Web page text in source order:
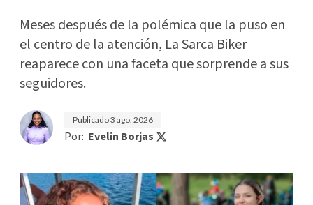
Meses después de la polémica que la puso en
el centro de la atención, La Sarca Biker
reaparece con una faceta que sorprende a sus
seguidores.
Publicado3 ago. 2026
Por: Evelin Borjas